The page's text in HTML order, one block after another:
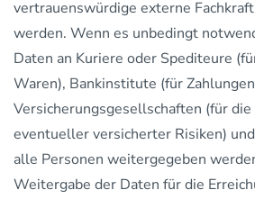
vertrauenswürdige externe
werden. Wenn es unbedingt
Daten an Kuriere oder Spediteure
Waren), Bankinstitute (für
Versicherungsgesellschaften (für
eventueller versicherter Risiken)
alle Personen weitergegeben
Weitergabe der Daten für die